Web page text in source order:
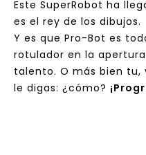
Este SuperRobot ha
es el rey de los dibujos.
Y es que Pro-Bot es
rotulador en la
talento. O más bien tu,
le digas: ¿cómo?